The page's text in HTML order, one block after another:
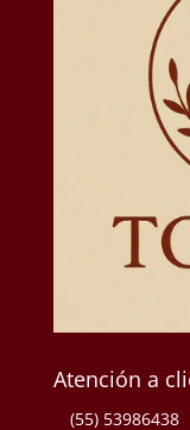
Atención a
(55) 53986438